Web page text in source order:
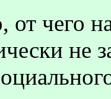
чего
не